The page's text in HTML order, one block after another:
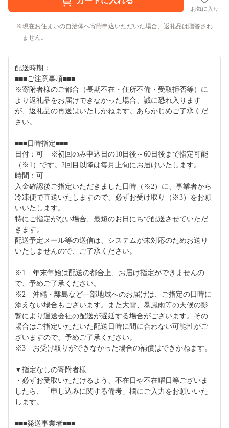
お気に入り
現在お住まいの自治体へ寄附申込いただいた場合、返礼品は贈答され
ません。
配送時期：
■■■ご注意事項■■■
※寄附者様のご都合（長期不在・住所不備・受取拒否等）に
より返礼品をお届けできなかった場合、誠に恐れ入ります
が、返礼品の再送はいたしかねます。あらかじめご了承くだ
さい。
■■■日時指定■■■
日付：可 ※初回のみ申込日の10日後～60日後まで指定可能
（※1）です。2回目以降は毎月上旬にお届けいたします。
時間：可
入金確認後ご指定いただきました日時（※2）に、事業者から
冷凍便で直送いたしますので、必ずお受け取り（※3）をお願
いいたします。
特にご指定がない場合、最短のお日にちで配送させていただ
きます。
配送予定メール等の送信は、システムが未対応のためお送り
いたしませんので、ご了承ください。
※1 年末年始は配送の都合上、お届け指定ができませんの
で、予めご了承ください。
※2 沖縄・離島など一部地域へのお届けは、ご指定の日時に
添えない場合もございます。また大雪、暴風雨等の天候の影
響により運送会社の配送が遅延する場合がございます。その
場合はご指定いただいた配送日時に間に合わない可能性がご
ざいますので、予めご了承ください。
※3 お受け取りができなかった場合の補償はできかねます。
▼指定なしの寄附者様
・必ずお受取いただけるよう、不在日や不在曜日等ございま
したら、「申し込みに関する備考」欄にご入力をお願いいた
します。
■■■発送事業者■■■